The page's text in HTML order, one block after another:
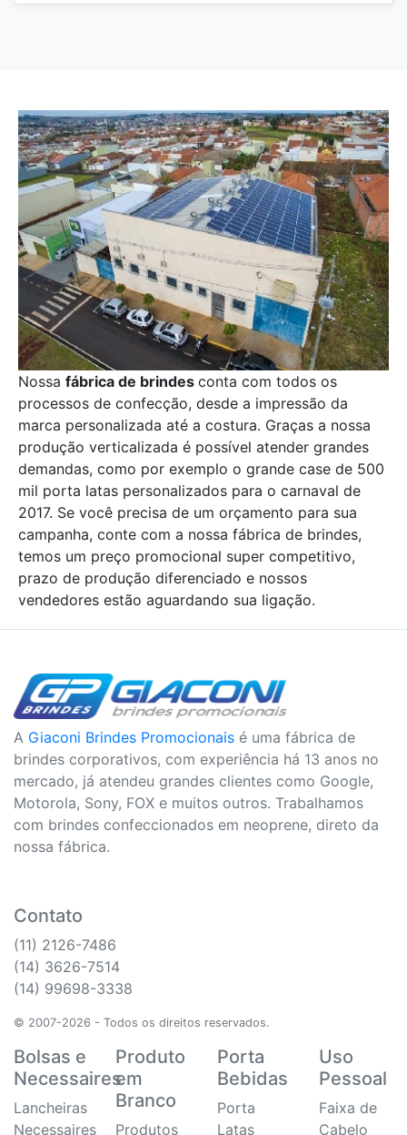
Nossa fábrica de brindes conta com todos os
processos de confecção, desde a impressão da
marca personalizada até a costura. Graças a nossa
produção verticalizada é possível atender grandes
demandas, como por exemplo o grande case de 500
mil porta latas personalizados para o carnaval de
2017. Se você precisa de um orçamento para sua
campanha, conte com a nossa fábrica de brindes,
temos um preço promocional super competitivo,
prazo de produção diferenciado e nossos
vendedores estão aguardando sua ligação.
A Giaconi Brindes Promocionais é uma fábrica de
brindes corporativos, com experiência há 13 anos no
mercado, já atendeu grandes clientes como Google,
Motorola, Sony, FOX e muitos outros. Trabalhamos
com brindes confeccionados em neoprene, direto da
nossa fábrica.
Contato
(11) 2126-7486
(14) 3626-7514
(14) 99698-3338
© 2007-2026 - Todos os direitos reservados.
Bolsas e
Necessaires
Lancheiras
Necessaires
Produto
em
Branco
Produtos
Porta
Bebidas
Porta
Latas
Uso
Pessoal
Faixa de
Cabelo